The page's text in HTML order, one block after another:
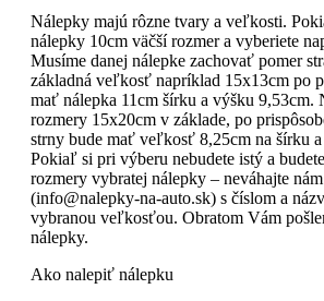
Nálepky majú rôzne tvary a veľkosti.
nálepky 10cm väčší rozmer a vyberiete
Musíme danej nálepke zachovať pomer
základná veľkosť napríklad 15x13cm po
mať nálepka 11cm šírku a výšku 9,53cm.
rozmery 15x20cm v základe, po
strny bude mať veľkosť 8,25cm na šírku
Pokiaľ si pri výberu nebudete istý a
rozmery vybratej nálepky – neváhajte
(info@nalepky-na-auto.sk) s číslom a
vybranou veľkosťou. Obratom Vám
nálepky.
Ako nalepiť nálepku